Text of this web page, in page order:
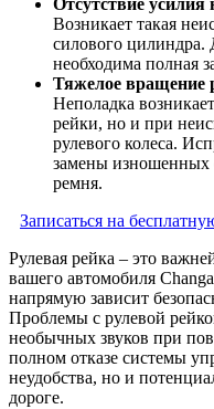
Отсутствие усилия
Возникает такая
силового цилиндра.
необходима полная
Тяжелое вращение
Неполадка
рейки, но и при
рулевого колеса.
замены изношенных
ремня.
Записаться на
Рулевая рейка – это
вашего автомобиля
напрямую зависит
Проблемы с рулевой
необычных звуков при
полном отказе системы
неудобства, но и
дороге.